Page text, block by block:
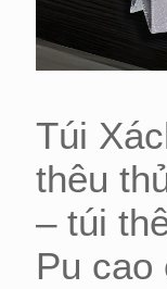
Túi
thêu
– túi
Pu cao